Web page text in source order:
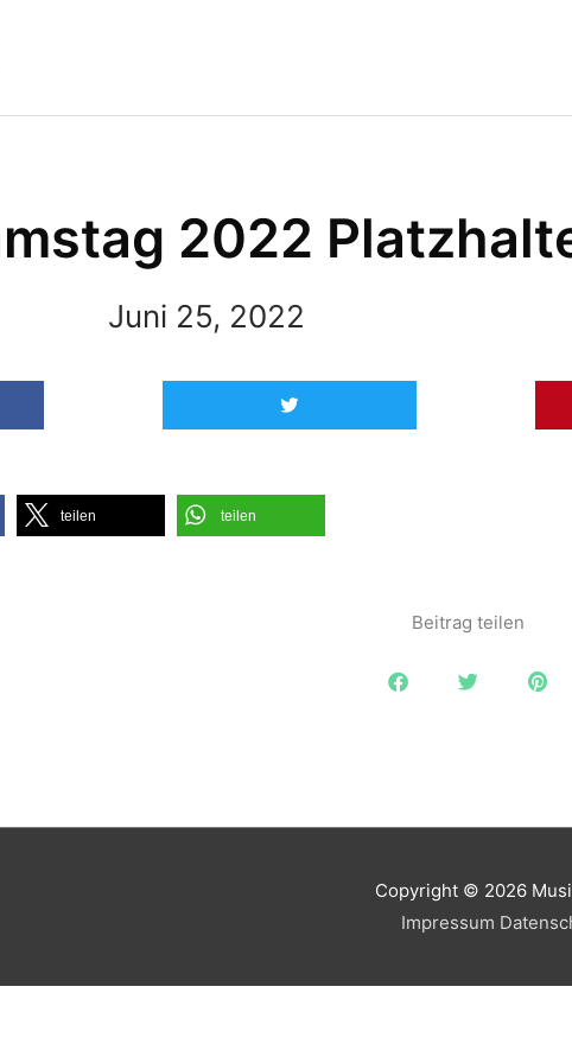
2022
Juni 25, 2022
teilen teilen
Beitrag teilen
Copyright © 2026
Impressum